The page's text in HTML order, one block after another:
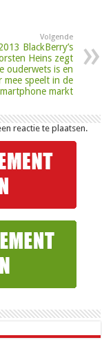
Volgende
BlackBerry’s
Heins zegt
ouderwets is en
mee speelt in de
markt
reactie te plaatsen.